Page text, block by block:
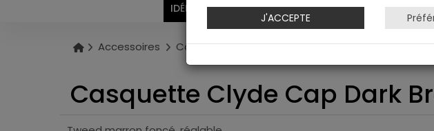
IDÉES CADEAUX
Accessoires Casquettes Casquette Clyde Cap Dark
Casquette Clyde Cap Dark
J'ACCEPTE